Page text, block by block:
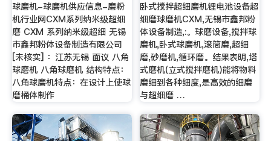
球磨机-球磨机供应信息-磨粉
机行业网CXM系列纳米级超细
磨 CXM 系列纳米级超细 无锡
市鑫邦粉体设备制造有限公司
[未核实] ：江苏无锡 面议 八角
球磨机 八角球磨机 结构特点：
八角球磨机特点：在设计上使球
磨桶体制作
卧式搅拌超细磨机锂电池设备超
细磨球磨机CXM,无锡市鑫邦粉
体设备制造,:。球磨设备,搅拌球
磨机,卧式球磨机,滚筒磨,超细
磨,砂磨机,循环磨。结果表明,塔
式磨机(立式搅拌磨机)能将物料
磨细到各种细度,是高效的细磨
与超细磨 …